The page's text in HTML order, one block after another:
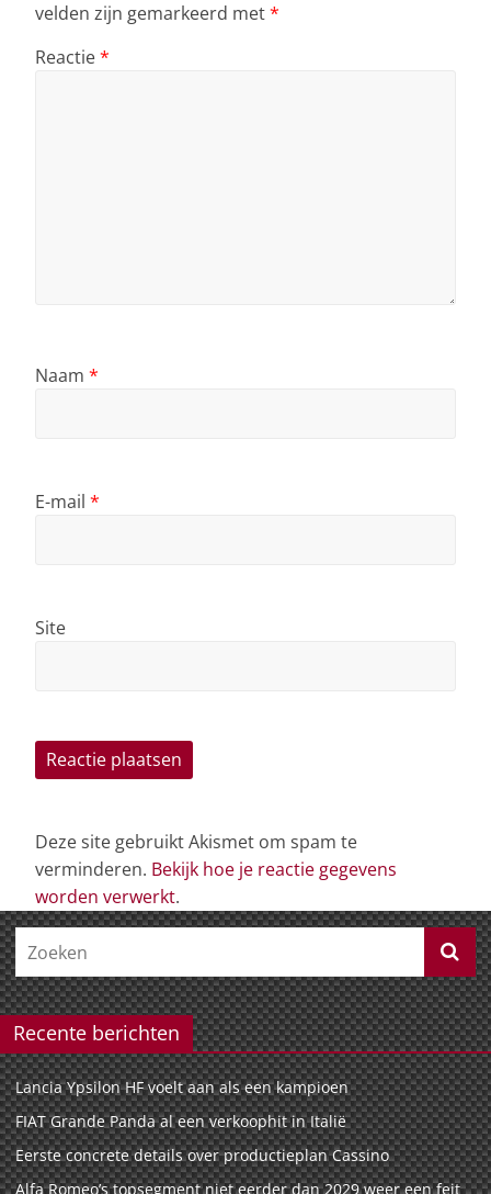
velden zijn gemarkeerd met*
Reactie*
Naam *
E-mail *
Site
Deze site gebruikt Akismet om spam te
verminderen. Bekijk hoe je reactie gegevens
worden verwerkt.
Recente berichten
Lancia Ypsilon HF voelt aan als een kampioen
FIAT Grande Panda al een verkoophit in Italië
Eerste concrete details over productieplan Cassino
Alfa Romeo’s topsegment niet eerder dan 2029 weer een feit